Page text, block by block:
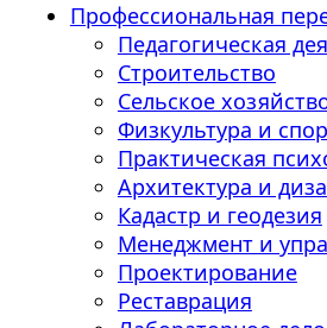
Профессиональная
Педагогическая
Строительство
Сельское
Физкультура и
Практическая
Архитектура и
Кадастр и геодезия
Менеджмент и
Проектирование
Реставрация